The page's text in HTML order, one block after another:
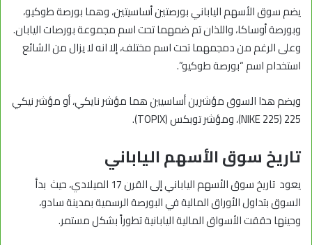
يضم سوق الأسهم الياباني بورصتين أساسيتين، وهما بورصة طوكيو،
وبورصة أوساكا، واللذان تم ضمهما تحت اسم مجموعة بورصات اليابان.
وعلى الرغم من دمجمهما تحت اسم مختلف، إلا انه لا يزال من الشائع
استخدام اسم “بورصة طوكيو”.
ويضم هذا السوق مؤشرين أساسيين هما مؤشر نايكي، أو مؤشر نيكي
225 (NIKE 225)، ومؤشر توبكس (TOPIX).
تاريخ سوق الأسهم الياباني
يعود تاريخ سوق الأسهم الياباني إلى القرن 17 الميلادي، حيث بدأ
السوق بتداول الأوراق المالية في البورصة الرسمية بمدينة سادو،
وحينها حققت الأسواق المالية اليابانية تطوراً بشكل مستمر.